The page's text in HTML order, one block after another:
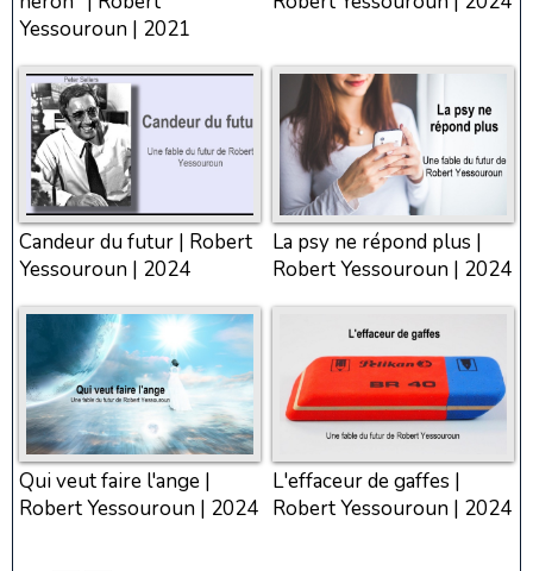
Yessouroun | 2021
Candeur du futur | Robert
Yessouroun | 2024
La psy ne répond plus |
Robert Yessouroun | 2024
Qui veut faire l'ange |
Robert Yessouroun | 2024
L'effaceur de gaffes |
Robert Yessouroun | 2024